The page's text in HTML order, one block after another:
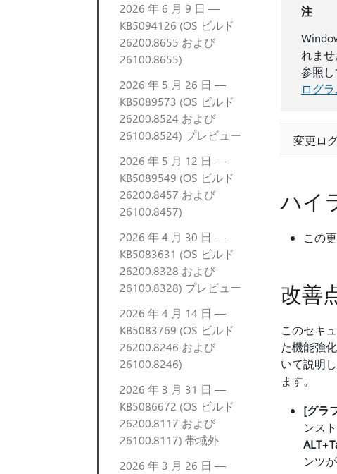
2026 年 6 月 9 日 —
KB5094126 (OS ビルド
26200.8655 および
26100.8655)
2026 年 5 月 26 日 —
KB5089573 (OS ビルド
26200.8524 および
26100.8524) プレビュー
2026 年 5 月 12 日 —
KB5089549 (OS ビルド
26200.8457 および
26100.8457)
2026 年 4 月 30 日 —
KB5083631 (OS ビルド
26200.8328 および
26100.8328) プレビュー
2026 年 4 月 14 日 —
KB5083769 (OS ビルド
26200.8246 および
26100.8246)
2026 年 3 月 31 日 —
KB5086672 (OS ビルド
26200.8117 および
26100.8117) 帯域外
2026 年 3 月 26 日 —
注
れま
参照
ログ
変更ロ
ハイ
この
改善
このセキ
た機能強
いて説明
ます。
[グラ
ンス
ALT+
ンツ